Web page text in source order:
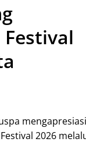
mengapresiasi
2026